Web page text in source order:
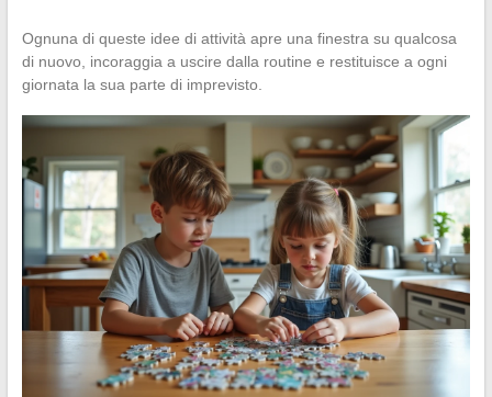
Ognuna di queste idee di attività apre una finestra su qualcosa
di nuovo, incoraggia a uscire dalla routine e restituisce a ogni
giornata la sua parte di imprevisto.